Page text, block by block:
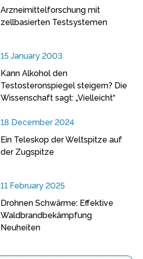
Arzneimittelforschung mit
zellbasierten Testsystemen
15 January 2003
Kann Alkohol den
Testosteronspiegel steigern? Die
Wissenschaft sagt: „Vielleicht“
18 December 2024
Ein Teleskop der Weltspitze auf
der Zugspitze
11 February 2025
Drohnen Schwärme: Effektive
Waldbrandbekämpfung
Neuheiten